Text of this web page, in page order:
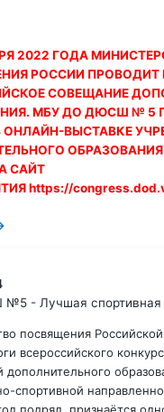
2022 ГОДА
РОССИИ ПРОВОДИТ
СОВЕЩАНИЕ
МБУ ДО ДЮСШ № 5
ОНЛАЙН-ВЫСТАВКЕ
САЙТ
https://
- Лучшая спортивная
посвящения
всероссийского
спортивной